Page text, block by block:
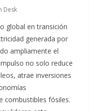
Desk
global en transición
generada por
ampliamente el
no solo reduce
atrae inversiones
combustibles fósiles.